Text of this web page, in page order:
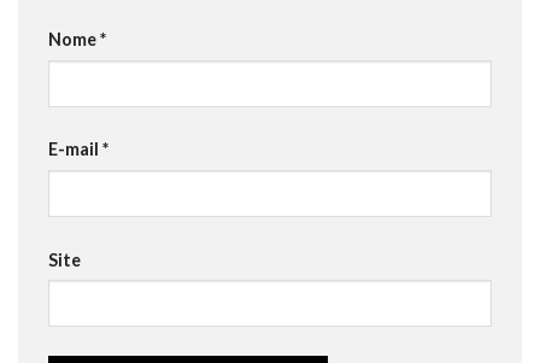
Nome*
E-mail *
Site